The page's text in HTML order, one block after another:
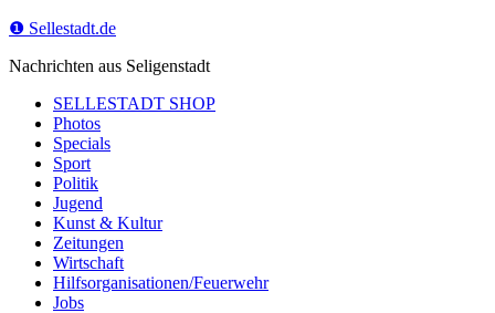
❶ Sellestadt.de
Nachrichten aus Seligenstadt
SELLESTADT SHOP
Photos
Specials
Sport
Politik
Jugend
Kunst & Kultur
Zeitungen
Wirtschaft
Hilfsorganisationen/Feuerwehr
Jobs